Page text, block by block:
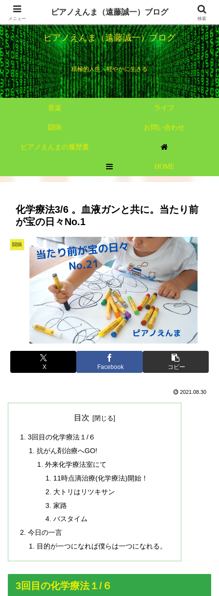
ピアノえんま（遠藤誠一）ブログ
積極的人生・軽やかに生きる
音楽 ライフ
闘病 お問い合わせ
ピアノえんまの履歴書
HOME
化学療法3/6 。血液ガンと共に。当たり前
が宝の日々No.1
闘病
X Facebook コピー
2021.08.30
目次
3回目の化学療法１/６
抗がん剤治療へGO!
外来化学療法室にて
11時点滴治療(化学療法)開始！
大トリはリツキサン
家路
バスタイム
今日の一言
目的が一つになれば僕らは一つになれる。
3回目の化学療法１/６
メニュー
ピアノえんま（遠藤誠一）ブログ
検索